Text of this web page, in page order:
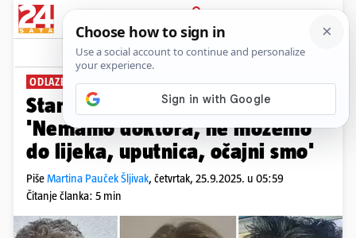
PRIJAVA
News Komentari
ODLAZE U BOSNU PO LIJEKOVE PLUS+
Stanovnici Privlake za 24sata:
'Nemamo doktora, ne možemo
do lijeka, uputnica, očajni smo'
PišeMartina Pauček Šljivak, četvrtak, 25.9.2025. u 05:59
Čitanje članka: 5 min